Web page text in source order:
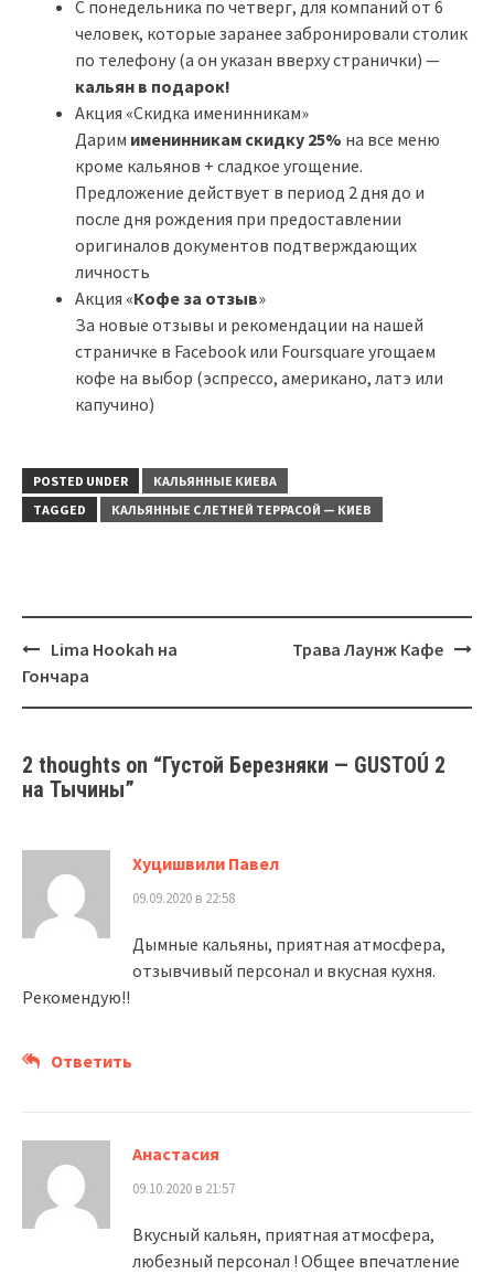
С понедельника по четверг, для компаний от 6
человек, которые заранее забронировали столик
по телефону (а он указан вверху странички) —
кальян в подарок!
Акция «Скидка именинникам»
Дарим именинникам скидку 25% на все меню
кроме кальянов + сладкое угощение.
Предложение действует в период 2 дня до и
после дня рождения при предоставлении
оригиналов документов подтверждающих
личность
Акция «Кофе за отзыв»
За новые отзывы и рекомендации на нашей
страничке в Facebook или Foursquare угощаем
кофе на выбор (эспрессо, американо, латэ или
капучино)
POSTED UNDER
КАЛЬЯННЫЕ КИЕВА
TAGGED
КАЛЬЯННЫЕ С ЛЕТНЕЙ ТЕРРАСОЙ — КИЕВ
Post
navigation
Lima Hookah на
Гончара
Трава Лаунж Кафе
2 thoughts on “Густой Березняки — GUSTOÚ 2
на Тычины”
Хуцишвили Павел
09.09.2020 в 22:58
Дымные кальяны, приятная атмосфера,
отзывчивый персонал и вкусная кухня.
Рекомендую!!
Ответить
Анастасия
09.10.2020 в 21:57
Вкусный кальян, приятная атмосфера,
любезный персонал ! Общее впечатление